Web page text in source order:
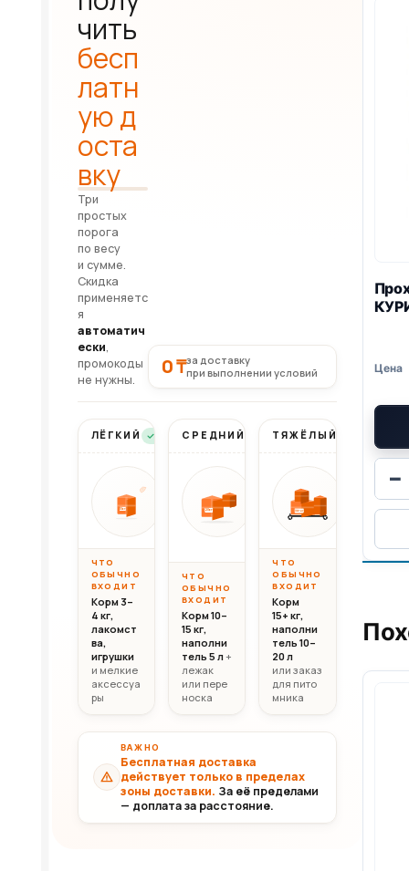
−
чить
бесп
латн
ую д
оста
вку
Три
простых
порога
по весу
и сумме.
Скидка
применяетс
я
автоматич
ески,
промокоды
не нужны.
0 ₸за доставку
при выполнении условий
ЛЁГКИЙ Бесплатно
10кг
Вес до 10 кг
10 000 ₸
ЧТО
ОБЫЧНО
ВХОДИТ
Корм 3–
4 кг,
лакомст
ва,
игрушки
и мелкие
аксессуа
ры
СРЕДНИЙ Бесплатно
20кг
Вес 10–20 кг
20 000 ₸
ЧТО
ОБЫЧНО
ВХОДИТ
Корм 10–
15 кг,
наполни
тель 5 л+
лежак
или пере
носка
ТЯЖЁЛЫЙ
30+кг
Вес
30
ЧТО
ОБЫЧНО
ВХОДИТ
Корм
15+ кг,
наполни
тель 10–
20 л
или заказ
для пито
мника
ВАЖНО
Бесплатная доставка
действует только в пределах
зоны доставки. За её пределами
— доплата за расстояние.